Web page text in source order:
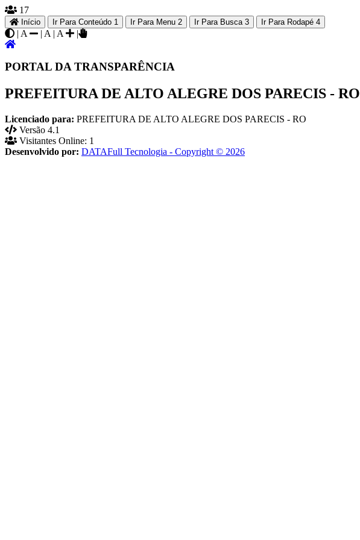
17
Início Ir Para Conteúdo 1 Ir Para Menu 2 Ir Para Busca 3 Ir Para Rodapé 4
| A | A | A |
PORTAL DA TRANSPARÊNCIA
PREFEITURA DE ALTO ALEGRE DOS PARECIS - RO
Licenciado para: PREFEITURA DE ALTO ALEGRE DOS PARECIS - RO
Versão 4.1
Visitantes Online: 1
Desenvolvido por: DATAFull Tecnologia - Copyright © 2026